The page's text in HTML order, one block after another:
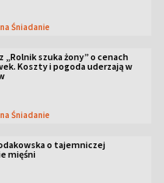
na Śniadanie
„Rolnik szuka żony” o cenach
Koszty i pogoda uderzają w
na Śniadanie
o tajemniczej
mięśni